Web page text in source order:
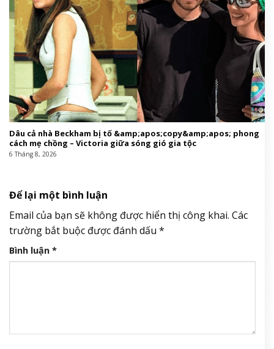
Dâu cả nhà Beckham bị tố &amp;apos;copy&amp;apos; phong
cách mẹ chồng – Victoria giữa sóng gió gia tộc
6 Tháng 8, 2026
Để lại một bình luận
Email của bạn sẽ không được hiển thị công khai. Các
trường bắt buộc được đánh dấu *
Bình luận *